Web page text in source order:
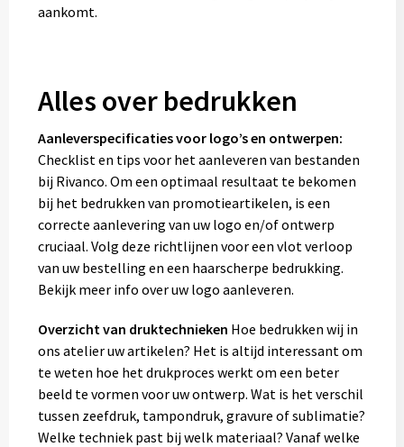
aankomt.
Alles over bedrukken
Aanleverspecificaties voor logo’s en ontwerpen:
Checklist en tips voor het aanleveren van bestanden
bij Rivanco. Om een optimaal resultaat te bekomen
bij het bedrukken van promotieartikelen, is een
correcte aanlevering van uw logo en/of ontwerp
cruciaal. Volg deze richtlijnen voor een vlot verloop
van uw bestelling en een haarscherpe bedrukking.
Bekijk meer info over uw logo aanleveren.
Overzicht van druktechnieken Hoe bedrukken wij in
ons atelier uw artikelen? Het is altijd interessant om
te weten hoe het drukproces werkt om een beter
beeld te vormen voor uw ontwerp. Wat is het verschil
tussen zeefdruk, tampondruk, gravure of sublimatie?
Welke techniek past bij welk materiaal? Vanaf welke